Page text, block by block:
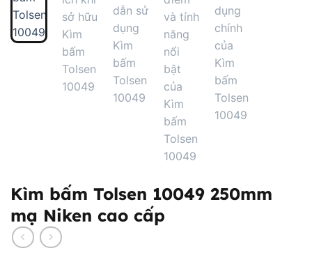
Kìm bấm Tolsen 10049 250mm
mạ Niken cao cấp